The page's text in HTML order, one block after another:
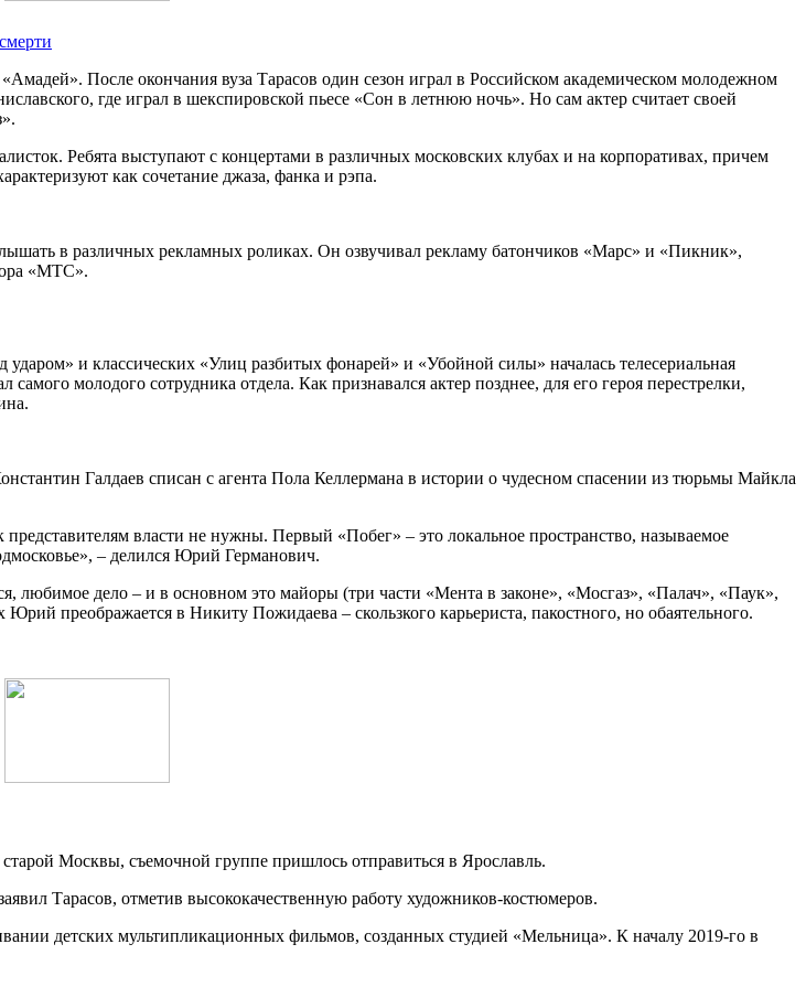
После окончания вуза Тарасов один сезон играл в Российском академическом молодежном
где играл в шекспировской пьесе «Сон в летнюю ночь». Но сам актер считает своей
Ребята выступают с концертами в различных московских клубах и на корпоративах, причем
как сочетание джаза, фанка и рэпа.
в различных рекламных роликах. Он озвучивал рекламу батончиков «Марс» и «Пикник»,
«МТС».
и классических «Улиц разбитых фонарей» и «Убойной силы» началась телесериальная
молодого сотрудника отдела. Как признавался актер позднее, для его героя перестрелки,
Галдаев списан с агента Пола Келлермана в истории о чудесном спасении из тюрьмы Майкла
власти не нужны. Первый «Побег» – это локальное пространство, называемое
– делился Юрий Германович.
любимое дело – и в основном это майоры (три части «Мента в законе», «Мосгаз», «Палач», «Паук»,
преображается в Никиту Пожидаева – скользкого карьериста, пакостного, но обаятельного.
Москвы, съемочной группе пришлось отправиться в Ярославль.
Тарасов, отметив высококачественную работу художников-костюмеров.
детских мультипликационных фильмов, созданных студией «Мельница». К началу 2019-го в